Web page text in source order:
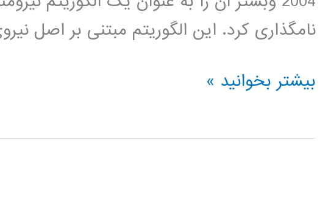
نامگذاری کرد. این الگوریتم مبتنی بر اصل
فیلم
آموزش
بیشتر بخوانید »